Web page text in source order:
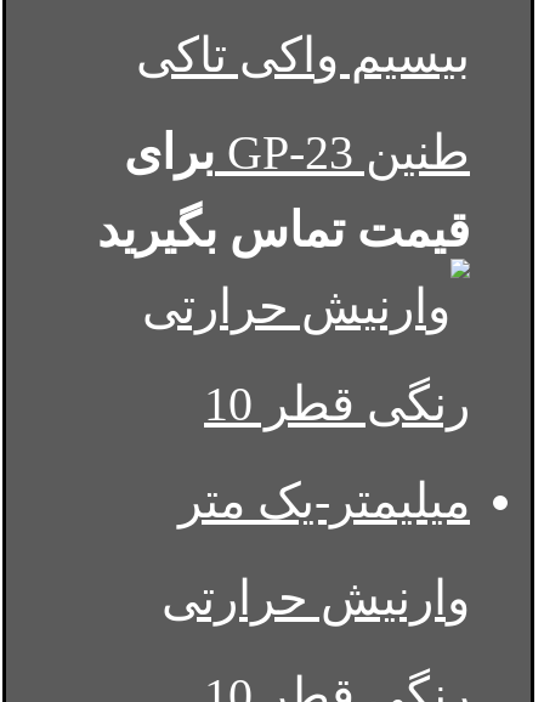
بیسیم واکی تاکی
طنین GP-23
برای
قیمت تماس بگیرید
وارنیش حرارتی